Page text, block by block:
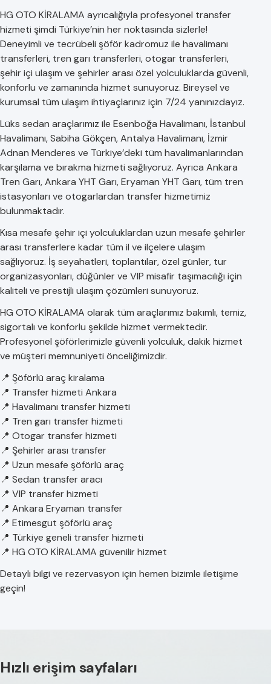
HG OTO KİRALAMA ayrıcalığıyla profesyonel transfer
hizmeti şimdi Türkiye’nin her noktasında sizlerle!
Deneyimli ve tecrübeli şöför kadromuz ile havalimanı
transferleri, tren garı transferleri, otogar transferleri,
şehir içi ulaşım ve şehirler arası özel yolculuklarda güvenli,
konforlu ve zamanında hizmet sunuyoruz. Bireysel ve
kurumsal tüm ulaşım ihtiyaçlarınız için 7/24 yanınızdayız.
Lüks sedan araçlarımız ile Esenboğa Havalimanı, İstanbul
Havalimanı, Sabiha Gökçen, Antalya Havalimanı, İzmir
Adnan Menderes ve Türkiye’deki tüm havalimanlarından
karşılama ve bırakma hizmeti sağlıyoruz. Ayrıca Ankara
Tren Garı, Ankara YHT Garı, Eryaman YHT Garı, tüm tren
istasyonları ve otogarlardan transfer hizmetimiz
bulunmaktadır.
Kısa mesafe şehir içi yolculuklardan uzun mesafe şehirler
arası transferlere kadar tüm il ve ilçelere ulaşım
sağlıyoruz. İş seyahatleri, toplantılar, özel günler, tur
organizasyonları, düğünler ve VIP misafir taşımacılığı için
kaliteli ve prestijli ulaşım çözümleri sunuyoruz.
HG OTO KİRALAMA olarak tüm araçlarımız bakımlı, temiz,
sigortalı ve konforlu şekilde hizmet vermektedir.
Profesyonel şöförlerimizle güvenli yolculuk, dakik hizmet
ve müşteri memnuniyeti önceliğimizdir.
📍 Şöförlü araç kiralama
📍 Transfer hizmeti Ankara
📍 Havalimanı transfer hizmeti
📍 Tren garı transfer hizmeti
📍 Otogar transfer hizmeti
📍 Şehirler arası transfer
📍 Uzun mesafe şöförlü araç
📍 Sedan transfer aracı
📍 VIP transfer hizmeti
📍 Ankara Eryaman transfer
📍 Etimesgut şöförlü araç
📍 Türkiye geneli transfer hizmeti
📍 HG OTO KİRALAMA güvenilir hizmet
Detaylı bilgi ve rezervasyon için hemen bizimle iletişime
geçin!
Hızlı erişim sayfaları